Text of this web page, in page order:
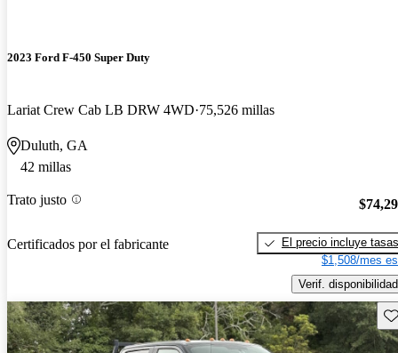
2023 Ford F-450 Super Duty
Lariat Crew Cab LB DRW 4WD 75,526 millas
Duluth, GA
42 millas
Trato justo
Certificados por el fabricante
El precio incluye tasas
$1,508/mes
Verif. disponibilidad